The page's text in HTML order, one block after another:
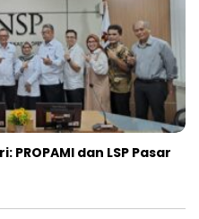
dan LSP Pasar